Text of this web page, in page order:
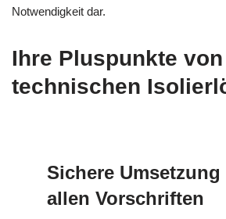
Notwendigkeit dar.
Ihre Pluspunkte von
technischen
Sichere Umsetzung
allen Vorschriften